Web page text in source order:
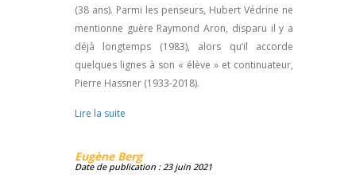
(38 ans). Parmi les penseurs, Hubert Védrine ne
mentionne guère Raymond Aron, disparu il y a
déjà longtemps (1983), alors qu’il accorde
quelques lignes à son « élève » et continuateur,
Pierre Hassner (1933-2018).
Lire la suite
Eugène Berg
Date de publication : 23 juin 2021